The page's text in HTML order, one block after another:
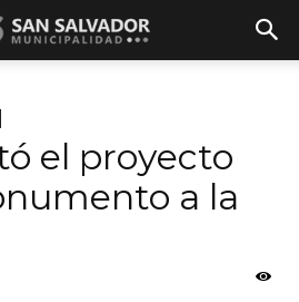
el proyecto
a la